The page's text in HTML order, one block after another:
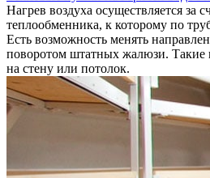
Нагрев воздуха осуществляется за
теплообменника, к которому по
Есть возможность менять
поворотом штатных жалюзи.
на стену или потолок.